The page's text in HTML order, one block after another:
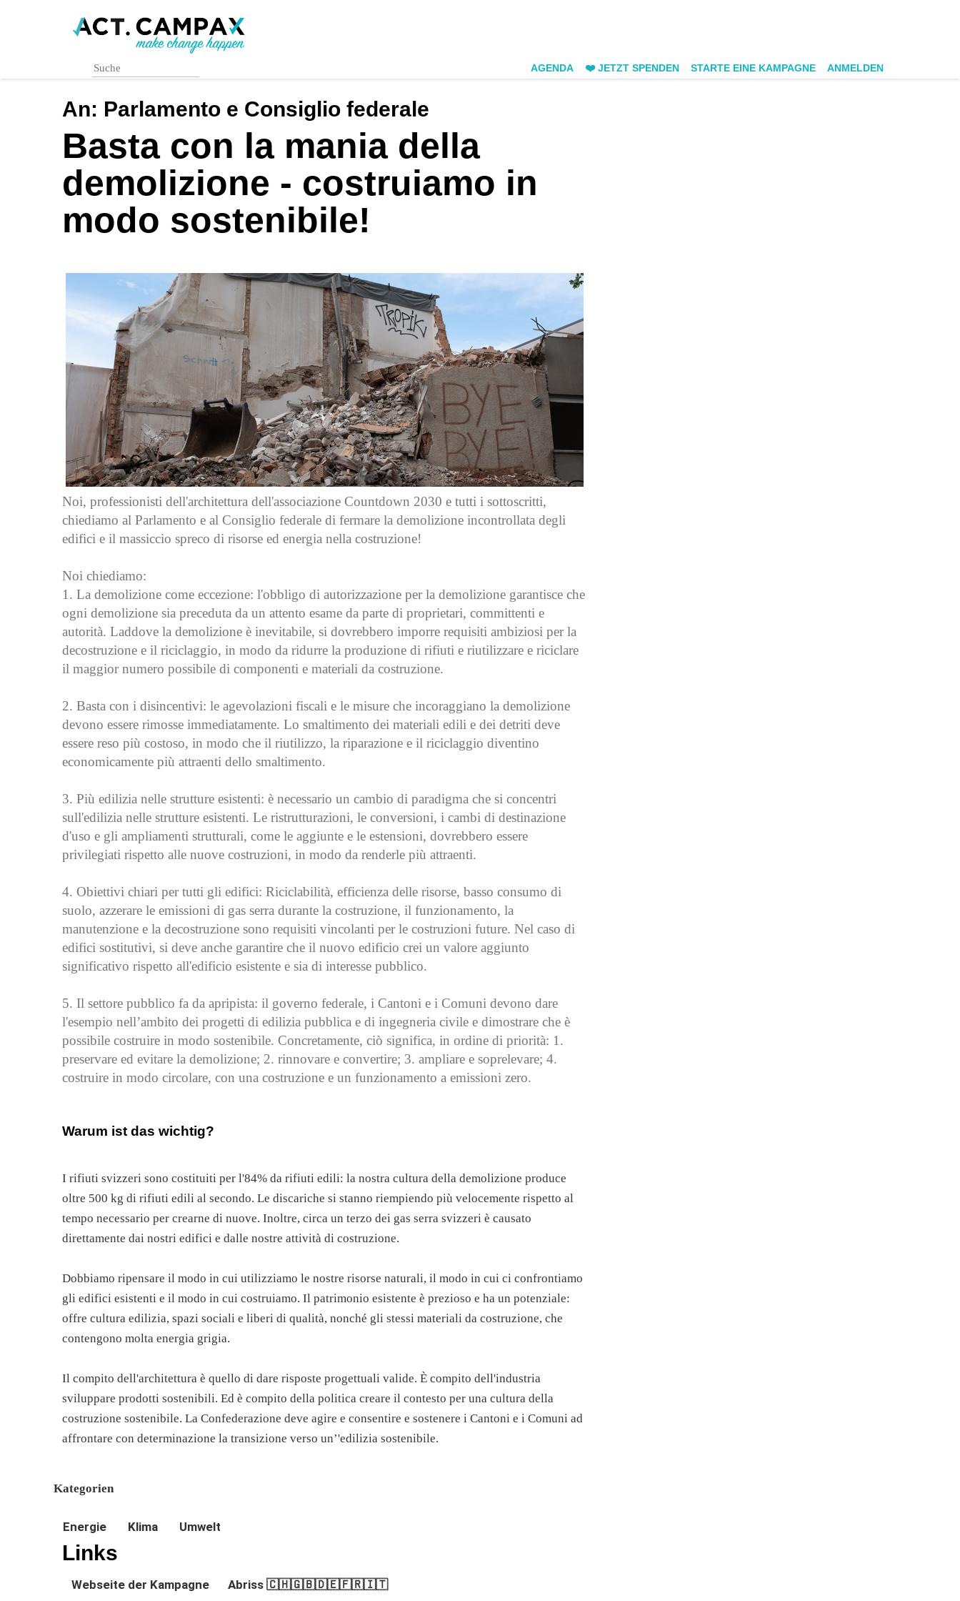
AGENDA ❤️ JETZT SPENDEN STARTE EINE KAMPAGNE ANMELDEN
An: Parlamento e Consiglio federale
Basta con la mania della
demolizione - costruiamo in
modo sostenibile!
Noi, professionisti dell'architettura dell'associazione Countdown 2030 e tutti i sottoscritti,
chiediamo al Parlamento e al Consiglio federale di fermare la demolizione incontrollata degli
edifici e il massiccio spreco di risorse ed energia nella costruzione!
Noi chiediamo:
1. La demolizione come eccezione: l'obbligo di autorizzazione per la demolizione garantisce che
ogni demolizione sia preceduta da un attento esame da parte di proprietari, committenti e
autorità. Laddove la demolizione è inevitabile, si dovrebbero imporre requisiti ambiziosi per la
decostruzione e il riciclaggio, in modo da ridurre la produzione di rifiuti e riutilizzare e riciclare
il maggior numero possibile di componenti e materiali da costruzione.
2. Basta con i disincentivi: le agevolazioni fiscali e le misure che incoraggiano la demolizione
devono essere rimosse immediatamente. Lo smaltimento dei materiali edili e dei detriti deve
essere reso più costoso, in modo che il riutilizzo, la riparazione e il riciclaggio diventino
economicamente più attraenti dello smaltimento.
3. Più edilizia nelle strutture esistenti: è necessario un cambio di paradigma che si concentri
sull'edilizia nelle strutture esistenti. Le ristrutturazioni, le conversioni, i cambi di destinazione
d'uso e gli ampliamenti strutturali, come le aggiunte e le estensioni, dovrebbero essere
privilegiati rispetto alle nuove costruzioni, in modo da renderle più attraenti.
4. Obiettivi chiari per tutti gli edifici: Riciclabilità, efficienza delle risorse, basso consumo di
suolo, azzerare le emissioni di gas serra durante la costruzione, il funzionamento, la
manutenzione e la decostruzione sono requisiti vincolanti per le costruzioni future. Nel caso di
edifici sostitutivi, si deve anche garantire che il nuovo edificio crei un valore aggiunto
significativo rispetto all'edificio esistente e sia di interesse pubblico.
5. Il settore pubblico fa da apripista: il governo federale, i Cantoni e i Comuni devono dare
l'esempio nell’ambito dei progetti di edilizia pubblica e di ingegneria civile e dimostrare che è
possibile costruire in modo sostenibile. Concretamente, ciò significa, in ordine di priorità: 1.
preservare ed evitare la demolizione; 2. rinnovare e convertire; 3. ampliare e soprelevare; 4.
costruire in modo circolare, con una costruzione e un funzionamento a emissioni zero.
Warum ist das wichtig?
I rifiuti svizzeri sono costituiti per l'84% da rifiuti edili: la nostra cultura della demolizione produce
oltre 500 kg di rifiuti edili al secondo. Le discariche si stanno riempiendo più velocemente rispetto al
tempo necessario per crearne di nuove. Inoltre, circa un terzo dei gas serra svizzeri è causato
direttamente dai nostri edifici e dalle nostre attività di costruzione.
Dobbiamo ripensare il modo in cui utilizziamo le nostre risorse naturali, il modo in cui ci confrontiamo
gli edifici esistenti e il modo in cui costruiamo. Il patrimonio esistente è prezioso e ha un potenziale:
offre cultura edilizia, spazi sociali e liberi di qualità, nonché gli stessi materiali da costruzione, che
contengono molta energia grigia.
Il compito dell'architettura è quello di dare risposte progettuali valide. È compito dell'industria
sviluppare prodotti sostenibili. Ed è compito della politica creare il contesto per una cultura della
costruzione sostenibile. La Confederazione deve agire e consentire e sostenere i Cantoni e i Comuni ad
affrontare con determinazione la transizione verso un’'edilizia sostenibile.
Kategorien
Energie Klima Umwelt
Links
Webseite der Kampagne Abriss 🇨🇭🇬🇧🇩🇪🇫🇷🇮🇹